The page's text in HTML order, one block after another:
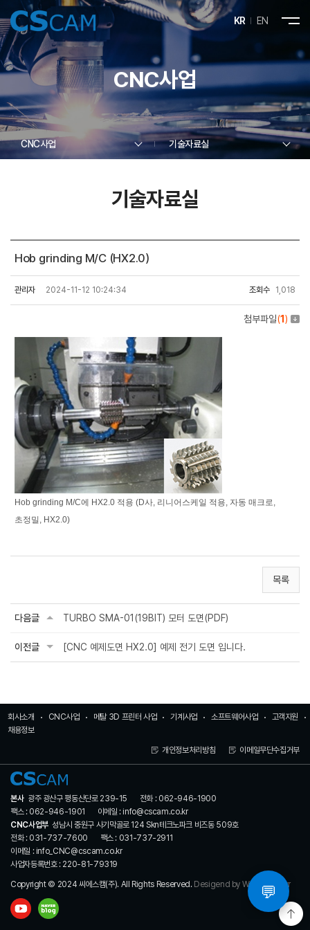
KR EN
CNC사업
CNC사업 기술자료실
기술자료실
Hob grinding M/C (HX2.0)
관리자 2024-11-12 10:24:34 조회수 1,018
첨부파일(1 )
Hob grinding M/C에 HX2.0 적용 (D사, 리니어스케일 적용, 자동 매크로,
초정밀, HX2.0)
목록
다음글 TURBO SMA-01(19BIT) 모터 도면(PDF)
이전글 [CNC 예제도면 HX2.0] 예제 전기 도면 입니다.
회사소개 CNC사업 메탈 3D 프린터 사업 기계사업 소프트웨어사업
고객지원
채용정보
개인정보처리방침 이메일무단수집거부
본사 광주 광산구 평동산단로 239-15
전화 : 062-946-1900
팩스 : 062-946-1901
이메일 : info@cscam.co.kr
CNC사업부 성남시 중원구 사기막골로 124 Skn테크노파크 비즈동 509호
전화 : 031-737-7600
팩스 : 031-737-2911
이메일 : info_CNC@cscam.co.kr
사업자등록번호 : 220-81-79319
Copyright © 2024 씨에스캠(주). All Rights Reserved. Desigend by WebSite.co.kr